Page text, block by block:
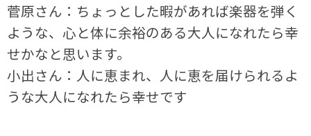
菅原さん：ちょっとした暇があれば楽器を弾く
ような、心と体に余裕のある大人になれたら幸
せかなと思います。
小出さん：人に恵まれ、人に恵を届けられるよ
うな大人になれたら幸せです